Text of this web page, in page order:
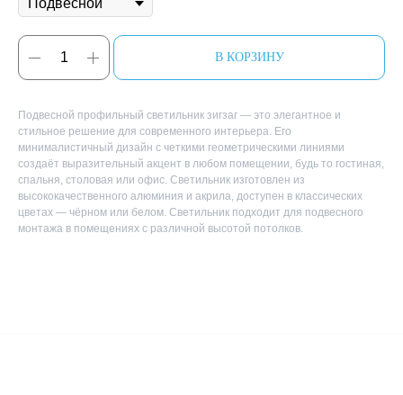
В КОРЗИНУ
Подвесной профильный светильник зигзаг — это элегантное и
стильное решение для современного интерьера. Его
минималистичный дизайн с четкими геометрическими линиями
создаёт выразительный акцент в любом помещении, будь то гостиная,
спальня, столовая или офис. Светильник изготовлен из
высококачественного алюминия и акрила, доступен в классических
цветах — чёрном или белом. Светильник подходит для подвесного
монтажа в помещениях с различной высотой потолков.